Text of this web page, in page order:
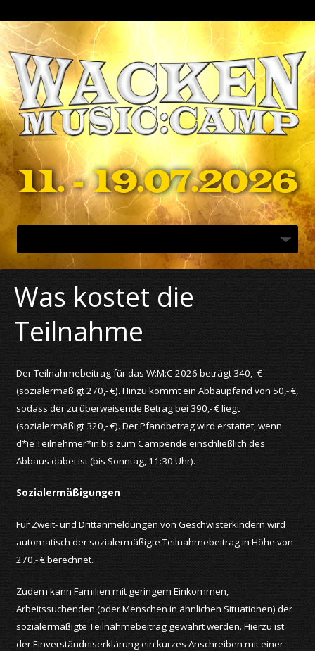
11. - 19.07.2026
Was kostet die
Teilnahme
Der Teilnahmebeitrag für das W:M:C 2026 beträgt 340,- €
(sozialermäßigt 270,- €). Hinzu kommt ein Abbaupfand von 50,- €,
sodass der zu überweisende Betrag bei 390,- € liegt
(sozialermäßigt 320,- €). Der Pfandbetrag wird erstattet, wenn
d*ie Teilnehmer*in bis zum Campende einschließlich des
Abbaus dabei ist (bis Sonntag, 11:30 Uhr).
Sozialermäßigungen
Für Zweit- und Drittanmeldungen von Geschwisterkindern wird
automatisch der sozialermäßigte Teilnahmebeitrag in Höhe von
270,- € berechnet.
Zudem kann Familien mit geringem Einkommen,
Arbeitssuchenden (oder Menschen in ähnlichen Situationen) der
sozialermäßigte Teilnahmebeitrag gewährt werden. Hierzu ist
der Einverständniserklärung ein kurzes Anschreiben mit einer